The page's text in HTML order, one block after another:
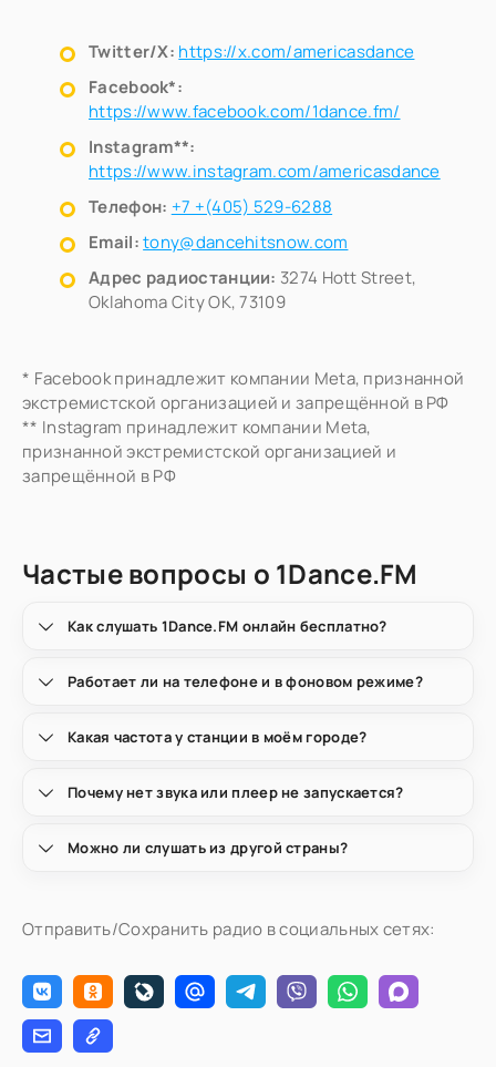
Twitter/X: https://x.com/americasdance
Facebook*:
https://www.facebook.com/1dance.fm/
Instagram**:
https://www.instagram.com/americasdance
Телефон: +7 +(405) 529-6288‬
Email:tony@dancehitsnow.com
Адрес радиостанции: 3274 Hott Street,
Oklahoma City OK, 73109
* Facebook принадлежит компании Meta, признанной
экстремистской организацией и запрещённой в РФ
** Instagram принадлежит компании Meta,
признанной экстремистской организацией и
запрещённой в РФ
Частые вопросы о 1Dance.FM
Как слушать 1Dance.FM онлайн бесплатно?
Работает ли на телефоне и в фоновом режиме?
Какая частота у станции в моём городе?
Почему нет звука или плеер не запускается?
Можно ли слушать из другой страны?
Отправить/Сохранить радио в социальных сетях: